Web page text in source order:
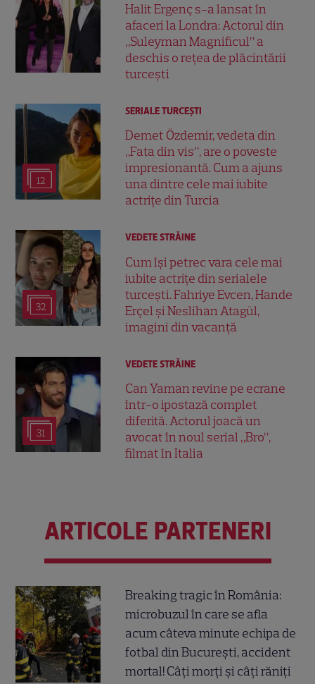
Halit Ergenç s-a lansat în
afaceri la Londra: Actorul din
„Suleyman Magnificul” a
deschis o rețea de plăcintării
turcești
12
SERIALE TURCEŞTI
Demet Özdemir, vedeta din
„Fata din vis”, are o poveste
impresionantă. Cum a ajuns
una dintre cele mai iubite
actrițe din Turcia
32
VEDETE STRĂINE
Cum își petrec vara cele mai
iubite actrițe din serialele
turcești. Fahriye Evcen, Hande
Erçel și Neslihan Atagül,
imagini din vacanță
31
VEDETE STRĂINE
Can Yaman revine pe ecrane
într-o ipostază complet
diferită. Actorul joacă un
avocat în noul serial „Bro”,
filmat în Italia
ARTICOLE PARTENERI
Breaking tragic în România:
microbuzul în care se afla
acum câteva minute echipa de
fotbal din București, accident
mortal! Câți morți și câți răniți